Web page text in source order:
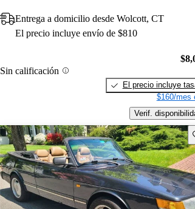
Entrega a domicilio desde Wolcott, CT
El precio incluye envío de $810
Sin calificación
El precio incluye
$160/mes
Verif.